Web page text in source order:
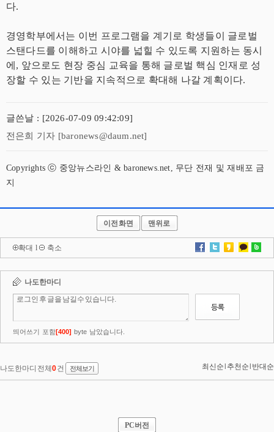
다.
경영학부에서는 이번 프로그램을 계기로 학생들이 글로벌
스탠다드를 이해하고 시야를 넓힐 수 있도록 지원하는 동시
에, 앞으로도 현장 중심 교육을 통해 글로벌 핵심 인재로 성
장할 수 있는 기반을 지속적으로 확대해 나갈 계획이다.
글쓴날 : [2026-07-09 09:42:09]
전은희 기자 [baronews@daum.net]
Copyrights ⓒ 중앙뉴스라인 & baronews.net, 무단 전재 및 재배포 금
지
이전화면 맨위로
확대 l 축소
PC버전